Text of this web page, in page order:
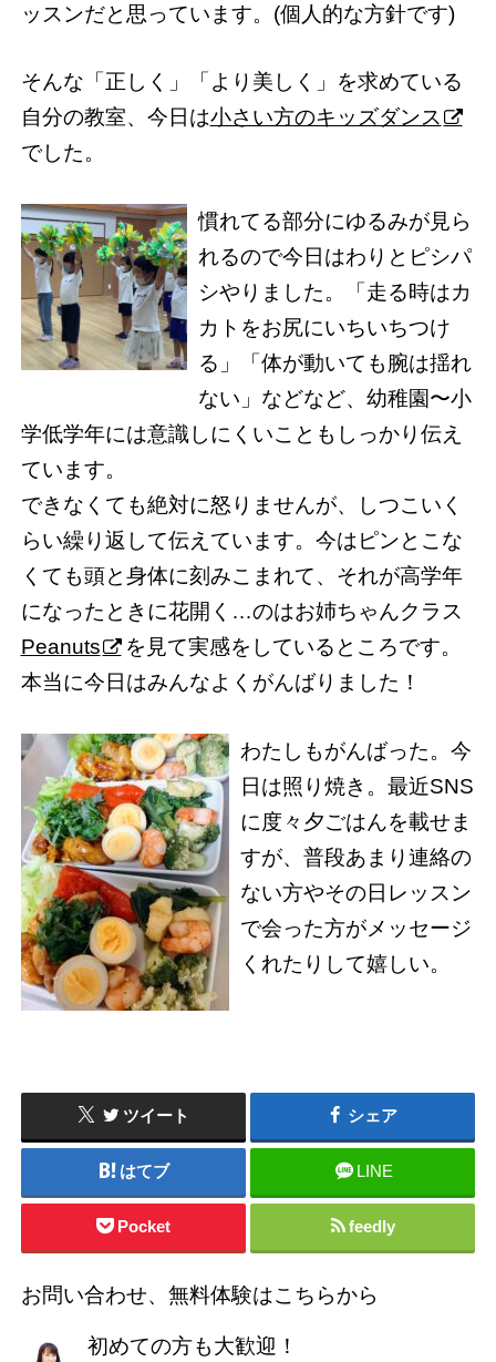
ッスンだと思っています。(個人的な方針です)
そんな「正しく」「より美しく」を求めている
自分の教室、今日は小さい方のキッズダンス
でした。
慣れてる部分にゆるみが見ら
れるので今日はわりとピシパ
シやりました。「走る時はカ
カトをお尻にいちいちつけ
る」「体が動いても腕は揺れ
ない」などなど、幼稚園〜小
学低学年には意識しにくいこともしっかり伝え
ています。
できなくても絶対に怒りませんが、しつこいく
らい繰り返して伝えています。今はピンとこな
くても頭と身体に刻みこまれて、それが高学年
になったときに花開く…のはお姉ちゃんクラス
Peanuts
を見て実感をしているところです。
本当に今日はみんなよくがんばりました！
わたしもがんばった。今
日は照り焼き。最近SNS
に度々夕ごはんを載せま
すが、普段あまり連絡の
ない方やその日レッスン
で会った方がメッセージ
くれたりして嬉しい。
ツイート シェア
はてブ LINE
Pocket feedly
お問い合わせ、無料体験はこちらから
初めての方も大歓迎！